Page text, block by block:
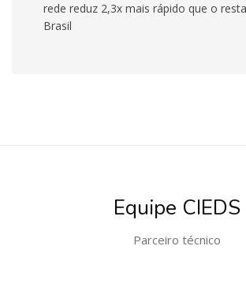
rede reduz 2,3x mais rápido que o
Brasil
Equipe CIEDS
Parceiro técnico